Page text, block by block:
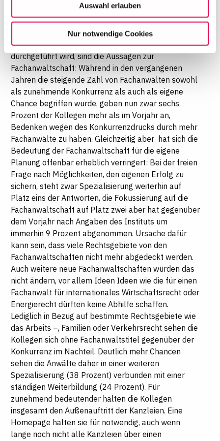
wirtschaftlich zu betreiben. Mit Bestätigung Ihrer Auswahl
willigen Sie in die Verwendung der gewählten Cookies
ein. Diese Auswahl können Sie jederzeit ändern oder
Ihre Einwilligung widerrufen, indem Sie am Ende der
Seite auf "Cookie-Einstellungen" klicken. Weitere
Informationen finden Sie in unseren
Datenschutzhinweisen
Auswahl erlauben
Nur notwendige Cookies
Vorteile für ihre Kanzlei resultieren. Dabei sind die
jüngeren Advokaten unter 39 Jahren deutlich
optimistischer als die älteren Kollegen. Auffallend
bei der Umfrage, die seit einigen Jahren jährlich
durchgeführt wird, sind die Aussagen zur
Fachanwaltschaft: Während in den vergangenen
Jahren die steigende Zahl von Fachanwälten sowohl
als zunehmende Konkurrenz als auch als eigene
Chance begriffen wurde, geben nun zwar sechs
Prozent der Kollegen mehr als im Vorjahr an,
Bedenken wegen des Konkurrenzdrucks durch mehr
Fachanwälte zu haben. Gleichzeitig aber hat sich die
Bedeutung der Fachanwaltschaft für die eigene
Planung offenbar erheblich verringert: Bei der freien
Frage nach Möglichkeiten, den eigenen Erfolg zu
sichern, steht zwar Spezialisierung weiterhin auf
Platz eins der Antworten, die Fokussierung auf die
Fachanwaltschaft auf Platz zwei aber hat gegenüber
dem Vorjahr nach Angaben des Instituts um
immerhin 9 Prozent abgenommen. Ursache dafür
kann sein, dass viele Rechtsgebiete von den
Fachanwaltschaften nicht mehr abgedeckt werden.
Auch weitere neue Fachanwaltschaften würden das
nicht ändern, vor allem Ideen Ideen wie die für einen
Fachanwalt für internationales Wirtschaftsrecht oder
Energierecht dürften keine Abhilfe schaffen.
Lediglich in Bezug auf bestimmte Rechtsgebiete wie
das Arbeits –, Familien oder Verkehrsrecht sehen die
Kollegen sich ohne Fachanwaltstitel gegenüber der
Konkurrenz im Nachteil. Deutlich mehr Chancen
sehen die Anwälte daher in einer weiteren
Spezialisierung (38 Prozent) verbunden mit einer
ständigen Weiterbildung (24 Prozent). Für
zunehmend bedeutender halten die Kollegen
insgesamt den Außenauftritt der Kanzleien. Eine
Homepage halten sie für notwendig, auch wenn
lange noch nicht alle Kanzleien über einen